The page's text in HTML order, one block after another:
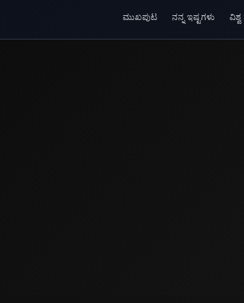
ಮುಖಪುಟ ನನ್ನ ಇಷ್ಟಗಳು ವಿಶ್ವ